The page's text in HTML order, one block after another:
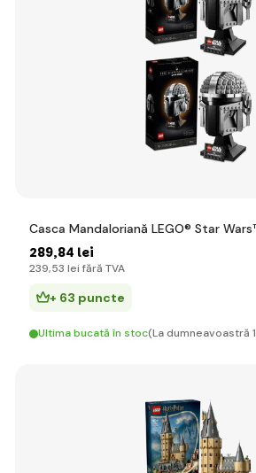
Casca Mandaloriană LEGO® Star
289,84 lei
239,53 lei fără TVA
+ 63 puncte
Ultima bucată în stoc(La dumneavoastră